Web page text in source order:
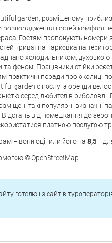
garden, розміщеному
розпорядження гостей
Гостям пропонують номери
приватна парковка на
холодильником,
феном. Працівники стійки
практичні поради про околиці
garden є послуга оренди
серед любителів
такі популярні визначні
від помешкання до
платною послугою
– вони оцінили його на8,5
© OpenStreetMap
готелю і з сайтів